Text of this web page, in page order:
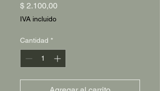
$ 2.100,00Precio
IVA incluido
Cantidad *